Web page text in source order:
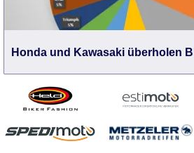
Honda und Kawasaki überholen